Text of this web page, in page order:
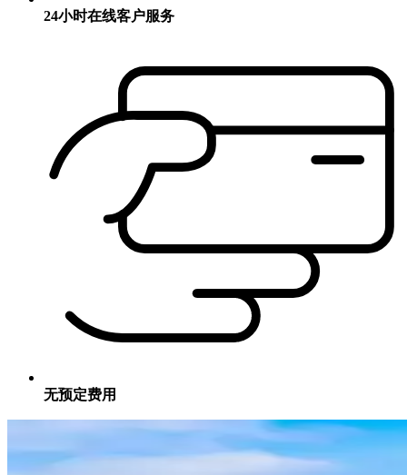
24小时在线客户服务
无预定费用